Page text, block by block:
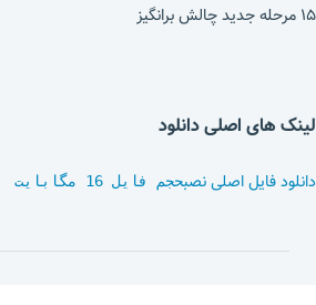
۱۵ مرحله جدید چالش برانگیز
لینک های اصلی دانلود
دانلود فایل اصلی نصبحجم فایل 16 مگابایت